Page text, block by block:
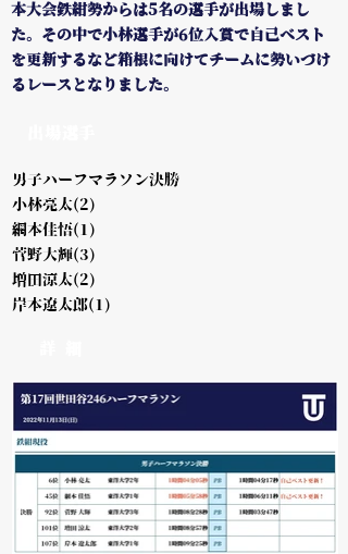
本大会鉄紺勢からは5名の選手が出場しまし
た。その中で小林選手が6位入賞で自己ベスト
を更新するなど箱根に向けてチームに勢いづけ
るレースとなりました。
男子ハーフマラソン決勝
小林亮太(2)
網本佳悟(1)
菅野大輝(3)
増田涼太(2)
岸本遼太郎(1)